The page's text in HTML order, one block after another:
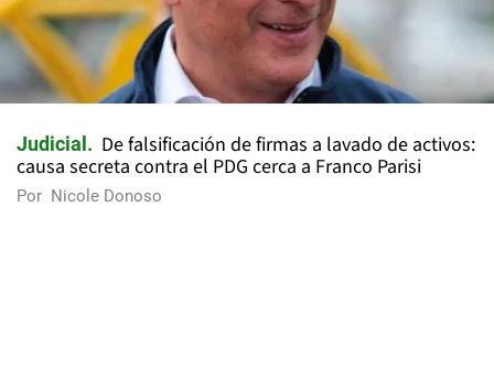
Judicial
De falsificación de firmas a lavado de activos:
causa secreta contra el PDG cerca a Franco Parisi
Por Nicole Donoso